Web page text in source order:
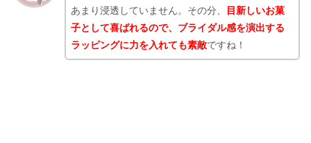
あまり浸透していません。その分、
目新しいお菓
子として喜ばれるので、ブライダル感を演出する
ラッピングに力を入れても素敵ですね！